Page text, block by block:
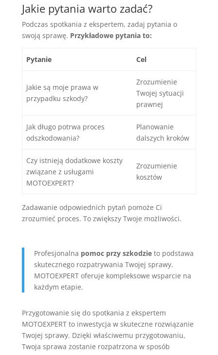
Jakie pytania warto zadać?
Podczas spotkania z ekspertem, zadaj pytania o
swoją sprawę. Przykładowe pytania to:
Pytanie Cel
Jakie są moje prawa w
przypadku szkody?
Zrozumienie
Twojej sytuacji
prawnej
Jak długo potrwa proces
odszkodowania?
Planowanie
dalszych kroków
Czy istnieją dodatkowe koszty
związane z usługami
MOTOEXPERT?
Zrozumienie
kosztów
Zadawanie odpowiednich pytań pomoże Ci
zrozumieć proces. To zwiększy Twoje możliwości.
Profesjonalna pomoc przy szkodzieto podstawa
skutecznego rozpatrywania Twojej sprawy.
MOTOEXPERT oferuje kompleksowe wsparcie na
każdym etapie.
Przygotowanie się do spotkania z ekspertem
MOTOEXPERT to inwestycja w skuteczne rozwiązanie
Twojej sprawy. Dzięki właściwemu przygotowaniu,
Twoja sprawa zostanie rozpatrzona w sposób